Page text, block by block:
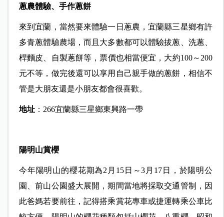
蔥農體驗、手作蔥餅
來到宜蘭，當然要來體驗一日蔥農，宜蘭縣三星鄉有許
多青蔥體驗農場，而且大多數都可以體驗拔蔥、洗蔥、
桿麵皮、自製蔥餅等，票價也相當便宜，大約100～200
元不等，做完後還可以享用自己親手做的蔥餅，相信不
管是大朋友還是小朋友都會很喜歡。
地址：266宜蘭縣三星鄉東興路一帶
陽明山賞櫻
今年陽明山的櫻花期為2月15日～3月17日，於陽明公
園、前山公園盛大展開，期間當地將採取交通管制，因
此爸媽若要前往，記得搭乘賞花專車或捷運轉乘公車比